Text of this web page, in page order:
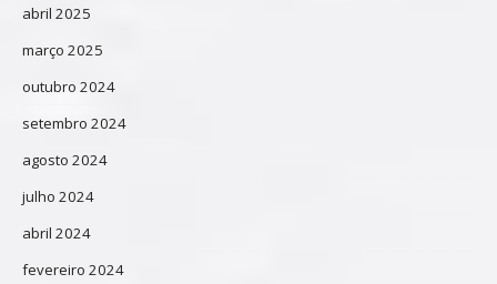
abril 2025
março 2025
outubro 2024
setembro 2024
agosto 2024
julho 2024
abril 2024
fevereiro 2024